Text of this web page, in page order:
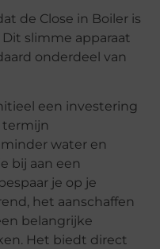
de Close in Boiler is
slimme apparaat
onderdeel van
een investering
termijn
water en
bij aan een
je op je
het aanschaffen
belangrijke
Het biedt direct